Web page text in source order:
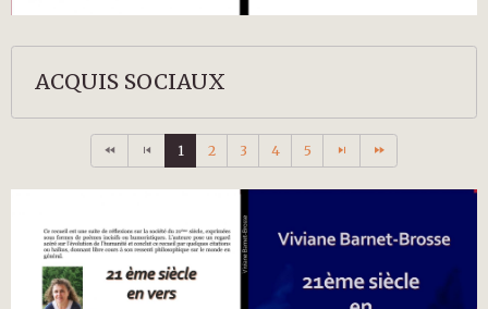
ACQUIS SOCIAUX
1 2 3 4 5